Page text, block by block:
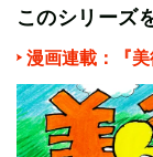
このシリーズ
漫画連載：『美